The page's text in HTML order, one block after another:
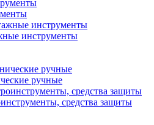
инструменты
ручные
средства защиты